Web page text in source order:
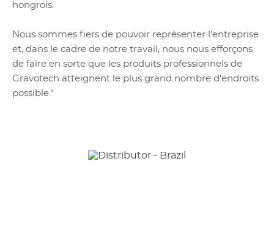
hongrois.
Nous sommes fiers de pouvoir représenter l'entreprise
et, dans le cadre de notre travail, nous nous efforçons
de faire en sorte que les produits professionnels de
Gravotech atteignent le plus grand nombre d'endroits
possible."